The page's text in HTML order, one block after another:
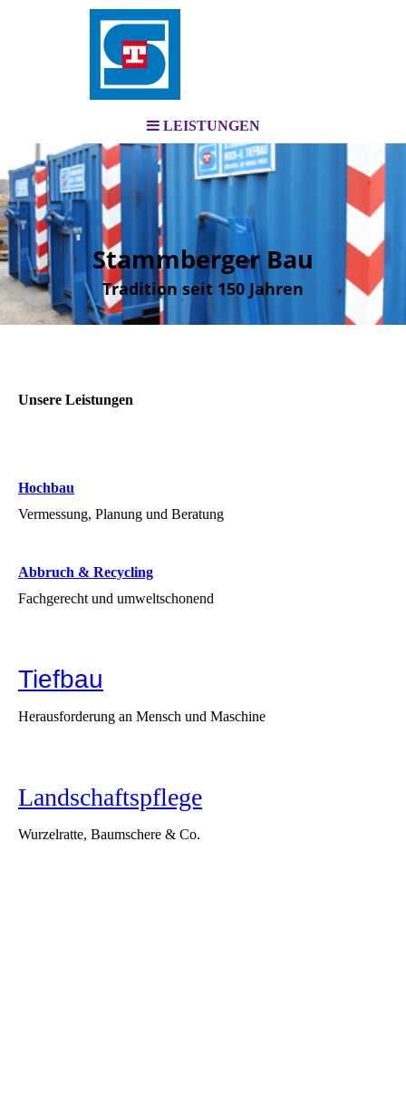
LEISTUNGEN
Stammberger Bau
Tradition seit 150 Jahren
Unsere Leistungen
Hochbau
Vermessung, Planung und Beratung
Abbruch & Recycling
Fachgerecht und umweltschonend
Tiefbau
Herausforderung an Mensch und Maschine
Landschaftspflege
Wurzelratte, Baumschere & Co.